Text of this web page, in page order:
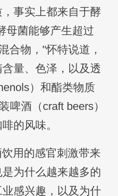
事实上都来自于酵
母菌能够产生超过
合物，"怀特说道，
量、色泽，以及透
）和酯类物质
啤酒（craft beers）
的风味。
用的感官刺激带来
为什么越来越多的
感兴趣，以及为什